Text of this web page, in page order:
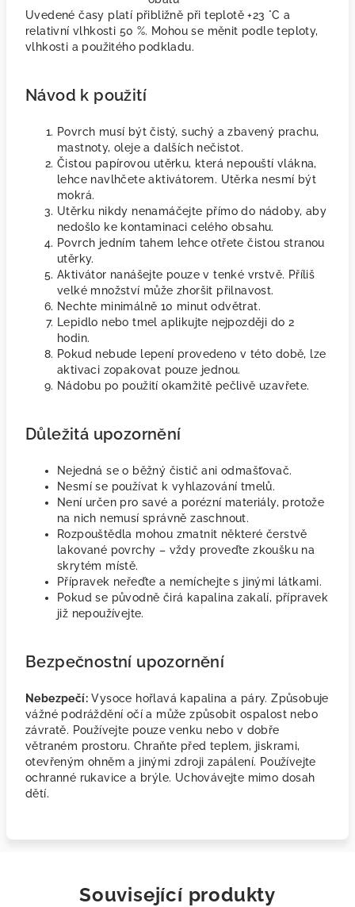
Uvedené časy platí přibližně při teplotě +23 °C a
relativní vlhkosti 50 %. Mohou se měnit podle teploty,
vlhkosti a použitého podkladu.
Návod k použití
Povrch musí být čistý, suchý a zbavený prachu,
mastnoty, oleje a dalších nečistot.
Čistou papírovou utěrku, která nepouští vlákna,
lehce navlhčete aktivátorem. Utěrka nesmí být
mokrá.
Utěrku nikdy nenamáčejte přímo do nádoby, aby
nedošlo ke kontaminaci celého obsahu.
Povrch jedním tahem lehce otřete čistou stranou
utěrky.
Aktivátor nanášejte pouze v tenké vrstvě. Příliš
velké množství může zhoršit přilnavost.
Nechte minimálně 10 minut odvětrat.
Lepidlo nebo tmel aplikujte nejpozději do 2
hodin.
Pokud nebude lepení provedeno v této době, lze
aktivaci zopakovat pouze jednou.
Nádobu po použití okamžitě pečlivě uzavřete.
Důležitá upozornění
Nejedná se o běžný čistič ani odmašťovač.
Nesmí se používat k vyhlazování tmelů.
Není určen pro savé a porézní materiály, protože
na nich nemusí správně zaschnout.
Rozpouštědla mohou zmatnit některé čerstvě
lakované povrchy – vždy proveďte zkoušku na
skrytém místě.
Přípravek neřeďte a nemíchejte s jinými látkami.
Pokud se původně čirá kapalina zakalí, přípravek
již nepoužívejte.
Bezpečnostní upozornění
Nebezpečí: Vysoce hořlavá kapalina a páry. Způsobuje
vážné podráždění očí a může způsobit ospalost nebo
závratě. Používejte pouze venku nebo v dobře
větraném prostoru. Chraňte před teplem, jiskrami,
otevřeným ohněm a jinými zdroji zapálení. Používejte
ochranné rukavice a brýle. Uchovávejte mimo dosah
dětí.
Související produkty